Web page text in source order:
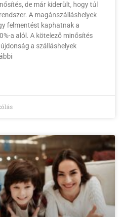
de már kiderült, hogy túl
A magánszálláshelyek
felmentést kaphatnak a
a alól. A kötelező minősítés
a szálláshelyek